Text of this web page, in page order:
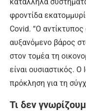
φροντίδα
Covid. “Ο
αυξανόμενο βάρος
στον τομέα τη
είναι ουσιαστικός.
πρόκληση για τη
Τι δεν